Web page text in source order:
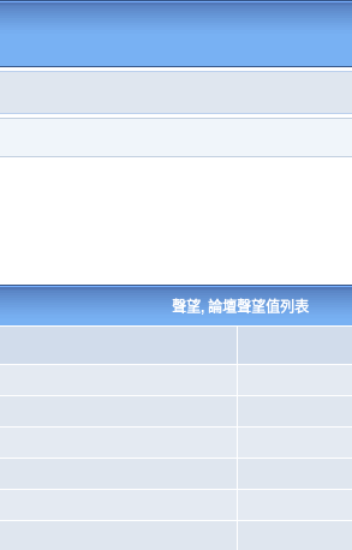
聲望, 論壇聲望值列表